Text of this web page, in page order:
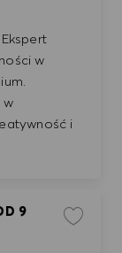
w
w
i
9
Guardar